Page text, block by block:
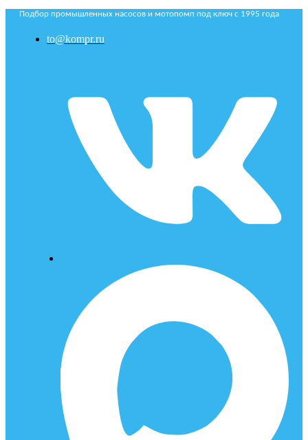
Подбор промышленных насосов и мотопомп под ключ с 1995 года
to@kompr.ru